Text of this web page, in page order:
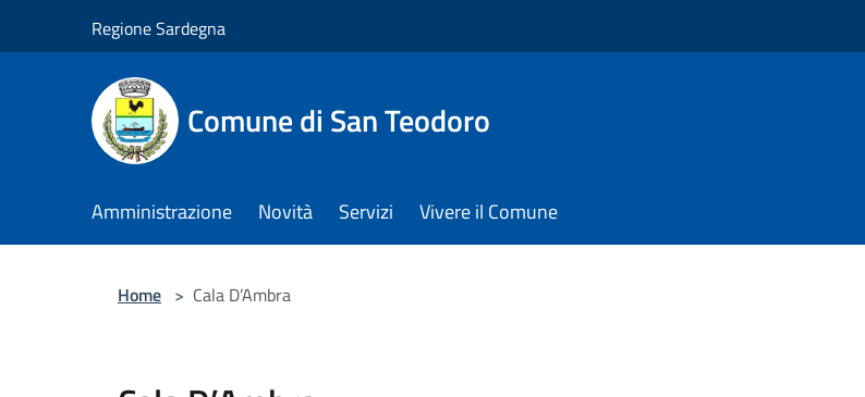
Regione Sardegna
Comune di San Teodoro
Amministrazione Novità Servizi Vivere il Comune
Home > Cala D’Ambra